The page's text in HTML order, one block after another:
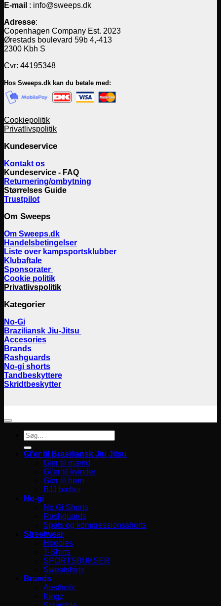
E-mail : info@sweeps.dk
Adresse:
Copenhagen Company Est. 2023
Ørestads boulevard 59b 4,-413
2300 Kbh S
Cvr: 44195348
Hos Sweeps.dk kan du betale med:
Cookiepolitik
Privatlivspolitik
Kundeservice
Kontakt os
Kundeservice - FAQ
Returnering/ombytning
Størrelses Guide
Trustpilot
Om Sweeps
Om Sweeps.dk
Handelsbetingelser
Liste over kampsportsklubber
Klubaftale
Sponsorater
Cookie politik
Privatlivspolitik
Kategorier
No-Gi
Braziliansk Jiu-Jitsu
Accesories
Brands
Rashguards
No-gi shorts
Tandbeskyttere
Skridtbeskytter
Søg
efter:
Gi’er til Brasiliansk Jiu Jitsu
Gier til mænd
Gi’er til kvinder
Gier til børn
BJJ bælter
No-gi
No Gi Shorts
Rashguards
Spats og kompressionsshorts
Streetwear
Hoodies
T-Shirts
SPORTSBUKSER
Sweatshirts
Brands
Aesthetic
Kingz